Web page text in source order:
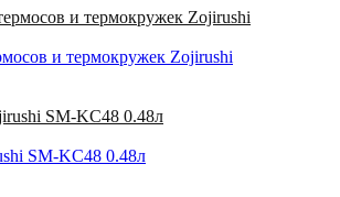
и термокружек Zojirushi
SM-KC48 0.48л